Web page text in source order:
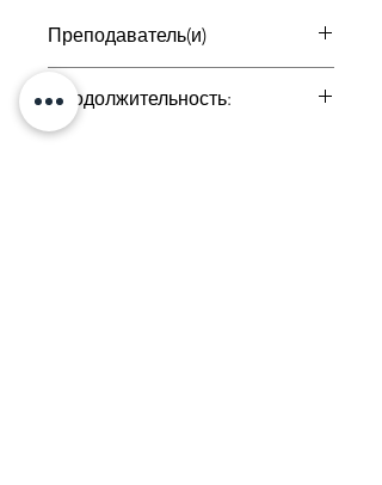
Преподаватель(и)
Продолжительность:
6, 7 декабря